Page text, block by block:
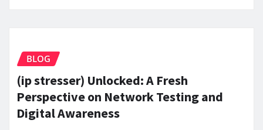
BLOG
(ip stresser) Unlocked: A Fresh
Perspective on Network Testing and
Digital Awareness